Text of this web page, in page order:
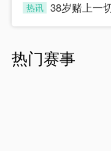
热讯
热门赛事